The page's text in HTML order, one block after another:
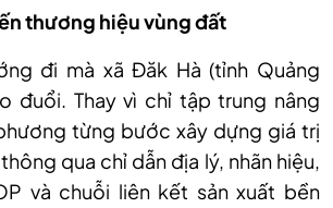
thương hiệu vùng đất
đi mà xã Đăk Hà(tỉnh Quảng
đuổi. Thay vì chỉ tập trung nâng
từng bước xây dựng giá trị
qua chỉ dẫn địa lý, nhãn hiệu,
và chuỗi liên kết sản xuất bền